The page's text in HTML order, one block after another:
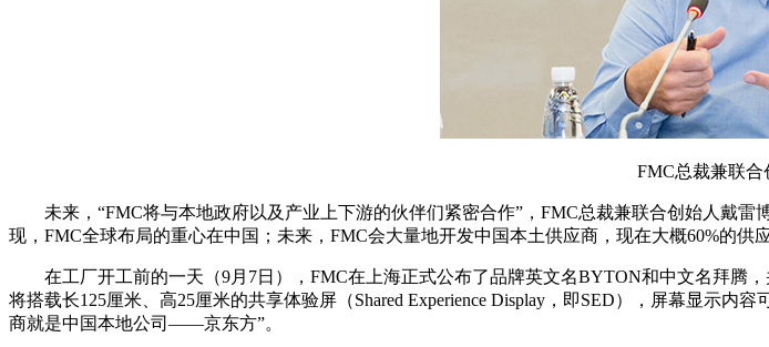
FMC总裁兼联
未来，“FMC将与本地政府以及产业上下游的伙伴们紧密合作”，FMC总裁兼联合创始人戴
现，FMC全球布局的重心在中国；未来，FMC会大量地开发中国本土供应商，现在大概60%的供
在工厂开工前的一天（9月7日），FMC在上海正式公布了品牌英文名BYTON和中文名拜腾
将搭载长125厘米、高25厘米的共享体验屏（Shared Experience Display，即SED），屏幕显示
商就是中国本地公司——京东方”。